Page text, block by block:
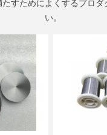
すためによくするプロダ
い。